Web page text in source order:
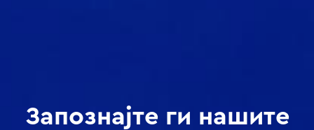
Запознајте ги нашите